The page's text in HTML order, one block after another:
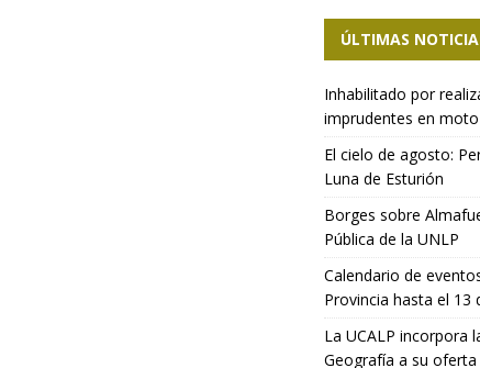
ÚLTIMAS
Inhabilitado por
imprudentes en
El cielo de agosto:
Luna de Esturión
Borges sobre
Pública de la UNLP
Calendario de
Provincia hasta el 13
La UCALP incorpora
Geografía a su